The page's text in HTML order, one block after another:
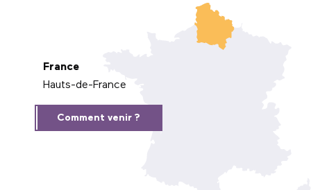
France
Hauts-de-France
Comment venir ?